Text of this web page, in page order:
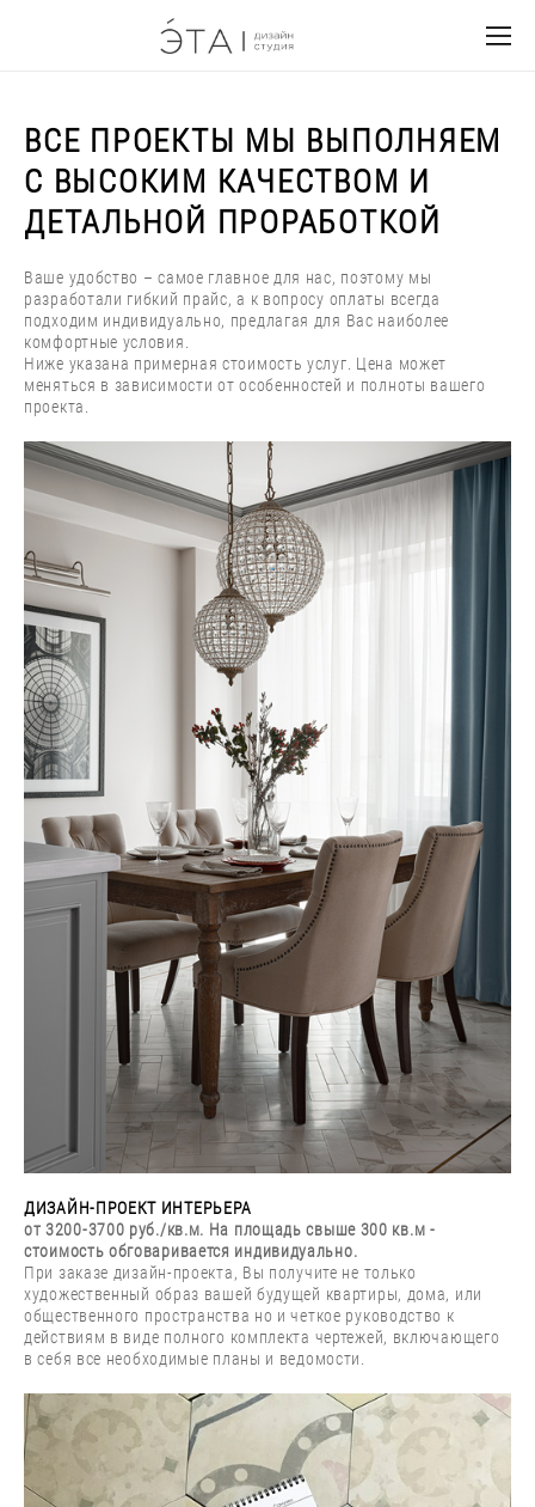
ВСЕ ПРОЕКТЫ МЫ ВЫПОЛНЯЕМ
С ВЫСОКИМ КАЧЕСТВОМ И
ДЕТАЛЬНОЙ ПРОРАБОТКОЙ
Ваше удобство – самое главное для нас, поэтому мы
разработали гибкий прайс, а к вопросу оплаты всегда
подходим индивидуально, предлагая для Вас наиболее
комфортные условия.
Ниже указана примерная стоимость услуг. Цена может
меняться в зависимости от особенностей и полноты вашего
проекта.
ДИЗАЙН-ПРОЕКТ ИНТЕРЬЕРА
от3200-3700 руб./кв.м. На площадь свыше 300 кв.м -
стоимость обговаривается индивидуально.
При заказе дизайн-проекта, Вы получите не только
художественный образ вашей будущей квартиры, дома, или
общественного пространства но и четкое руководство к
действиям в виде полного комплекта чертежей, включающего
в себя все необходимые планы и ведомости.